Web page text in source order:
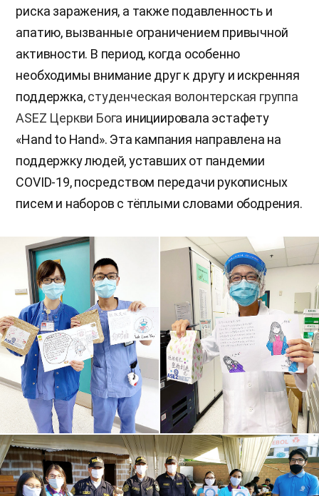
риска заражения, а также подавленность и
апатию, вызванные ограничением привычной
активности. В период, когда особенно
необходимы внимание друг к другу и искренняя
поддержка,студенческая волонтерская группа
ASEZ Церкви Бога инициировала эстафету
«Hand to Hand». Эта кампания направлена на
поддержку людей, уставших от пандемии
COVID-19, посредством передачи рукописных
писем и наборов с тёплыми словами ободрения.